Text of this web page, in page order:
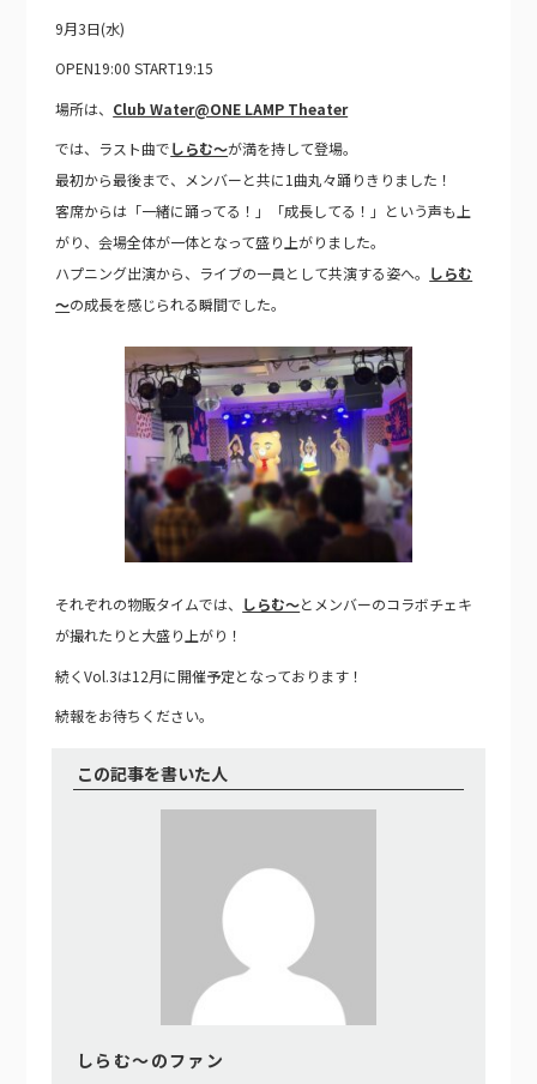
9月3日(水)
OPEN19:00 START19:15
場所は、 Club Water@ONE LAMP Theater
では、ラスト曲でしらむ～が満を持して登場。
最初から最後まで、メンバーと共に1曲丸々踊りきりました！
客席からは「一緒に踊ってる！」「成長してる！」という声も上
がり、会場全体が一体となって盛り上がりました。
ハプニング出演から、ライブの一員として共演する姿へ。 しらむ
～の成長を感じられる瞬間でした。
それぞれの物販タイムでは、 しらむ～とメンバーのコラボチェキ
が撮れたりと大盛り上がり！
続くVol.3は12月に開催予定となっております！
続報をお待ちください。
この記事を書いた人
しらむ～のファン